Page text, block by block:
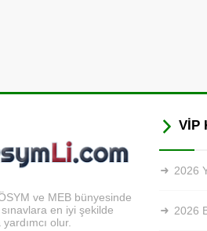
ve MEB bünyesinde
en iyi şekilde
olur.
VİP
2026
2026